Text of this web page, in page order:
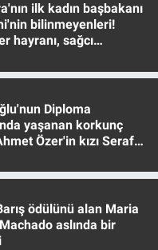
ilk kadın başbakanı
bilinmeyenleri!
hayranı, sağcı
Diploma
yaşanan korkunç
Özer'in kızı Seraf
ödülünü alan Maria
aslında bir